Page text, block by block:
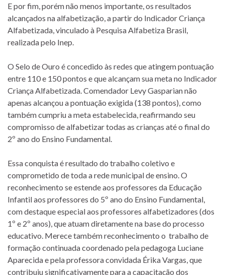
E por fim, porém não menos importante, os resultados
alcançados na alfabetização, a partir do Indicador Criança
Alfabetizada, vinculado à Pesquisa Alfabetiza Brasil,
realizada pelo Inep.
O Selo de Ouro é concedido às redes que atingem pontuação
entre 110 e 150 pontos e que alcançam sua meta no Indicador
Criança Alfabetizada. Comendador Levy Gasparian não
apenas alcançou a pontuação exigida (138 pontos), como
também cumpriu a meta estabelecida, reafirmando seu
compromisso de alfabetizar todas as crianças até o final do
2º ano do Ensino Fundamental.
Essa conquista é resultado do trabalho coletivo e
comprometido de toda a rede municipal de ensino. O
reconhecimento se estende aos professores da Educação
Infantil aos professores do 5º ano do Ensino Fundamental,
com destaque especial aos professores alfabetizadores (dos
1º e 2º anos), que atuam diretamente na base do processo
educativo. Merece também reconhecimento o trabalho de
formação continuada coordenado pela pedagoga Luciane
Aparecida e pela professora convidada Érika Vargas, que
contribuiu significativamente para a capacitação dos